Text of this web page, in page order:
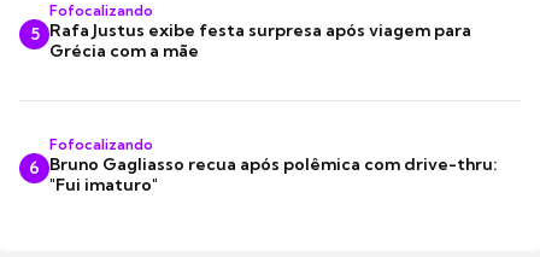
5
Fofocalizando
Rafa Justus exibe festa surpresa após viagem para
Grécia com a mãe
6
Fofocalizando
Bruno Gagliasso recua após polêmica com drive-thru:
"Fui imaturo"